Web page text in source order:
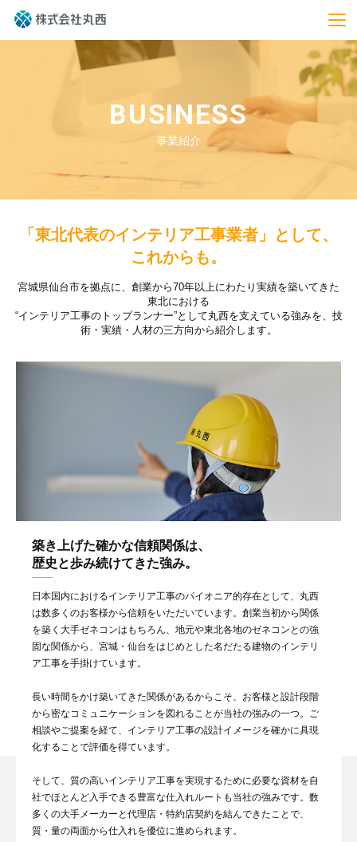
BUSINESS
事業紹介
「東北代表のインテリア工事業者」として、
これからも。
宮城県仙台市を拠点に、創業から70年以上にわたり実績を築いてきた
東北における
“インテリア工事のトップランナー”として丸西を支えている強みを、技
術・実績・人材の三方向から紹介します。
築き上げた確かな信頼関係は、
歴史と歩み続けてきた強み。
日本国内におけるインテリア工事のパイオニア的存在として、丸西
は数多くのお客様から信頼をいただいています。創業当初から関係
を築く大手ゼネコンはもちろん、地元や東北各地のゼネコンとの強
固な関係から、宮城・仙台をはじめとした名だたる建物のインテリ
ア工事を手掛けています。
長い時間をかけ築いてきた関係があるからこそ、お客様と設計段階
から密なコミュニケーションを図れることが当社の強みの一つ。ご
相談やご提案を経て、インテリア工事の設計イメージを確かに具現
化することで評価を得ています。
そして、質の高いインテリア工事を実現するために必要な資材を自
社でほとんど入手できる豊富な仕入れルートも当社の強みです。数
多くの大手メーカーと代理店・特約店契約を結んできたことで、
質・量の両面から仕入れを優位に進められます。